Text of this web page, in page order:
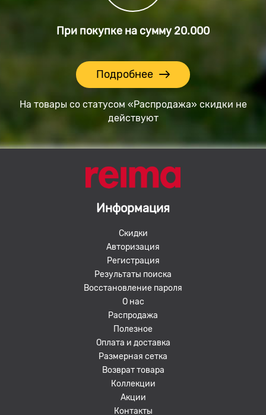
При покупке на сумму 20.000
Подробнее
На товары со статусом «Распродажа» скидки не
действуют
Информация
Скидки
Авторизация
Регистрация
Результаты поиска
Восстановление пароля
О нас
Распродажа
Полезное
Оплата и доставка
Размерная сетка
Возврат товара
Коллекции
Акции
Контакты